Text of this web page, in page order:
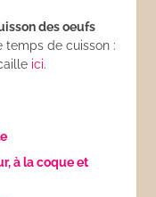
des oeufs
temps de cuisson :
ici.
à la coque et